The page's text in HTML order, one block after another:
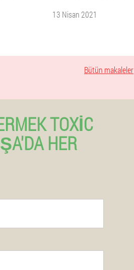
13 Nisan 2021
Bütün makaleler
TOXIC
HER